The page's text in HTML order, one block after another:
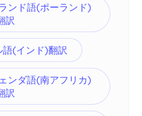
ンド語(ポーランド)
訳
(インド)翻訳
ンダ語(南アフリカ)
訳